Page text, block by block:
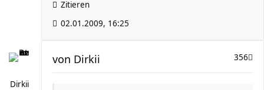
Zitieren
02.01.2009, 16:25
Dirkii
356
von Dirkii